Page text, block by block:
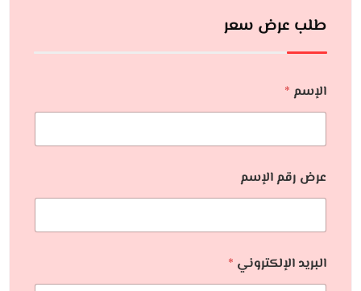
طلب عرض سعر
الإسم *
عرض رقم الإسم
البريد الإلكتروني *